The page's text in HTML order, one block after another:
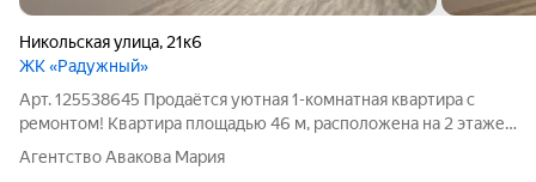
Никольская улица, 21к6
ЖК «Радужный»
Арт. 125538645 Продаётся уютная 1-комнатная квартира с
ремонтом! Квартира площадью 46 м, расположена на 2 этаже
9-этажного дома. Сделан современный ремонт, квартира
тёплая и светлая, можно заехать и жить без дополнительных
Агентство Авакова Мария